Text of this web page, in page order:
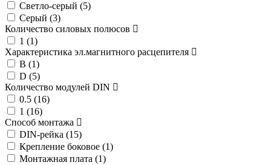
Светло-серый (5)
Серый (3)
Количество силовых полюсов
1 (1)
Характеристика эл.магнитного расцепителя
B (1)
D (5)
Количество модулей DIN
0.5 (16)
1 (16)
Способ монтажа
DIN-рейка (15)
Крепление боковое (1)
Монтажная плата (1)